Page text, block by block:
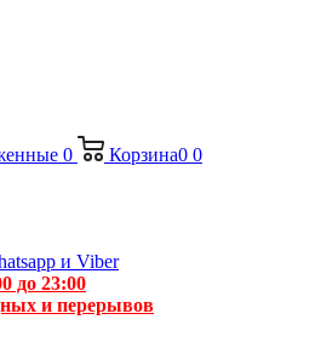
0 Корзина0 0
и Viber
до 23:00
и перерывов